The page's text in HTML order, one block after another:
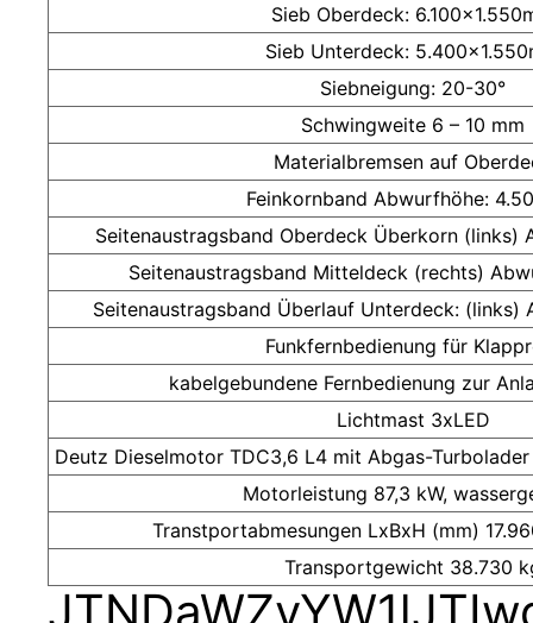
Sieb Oberdeck:
Sieb Unterdeck:
Siebneigung: 20-30°
Schwingweite 6 – 10 mm
Materialbremsen auf
Feinkornband Abwurfhöhe:
Seitenaustragsband Oberdeck Überkorn (links)
Seitenaustragsband Mitteldeck (rechts)
Seitenaustragsband Überlauf Unterdeck: (links)
Funkfernbedienung für
kabelgebundene Fernbedienung zur
Lichtmast 3xLED
Deutz Dieselmotor TDC3,6 L4 mit Abgas-
Motorleistung 87,3 kW,
Transtportabmesungen LxBxH (mm)
Transportgewicht 38.730